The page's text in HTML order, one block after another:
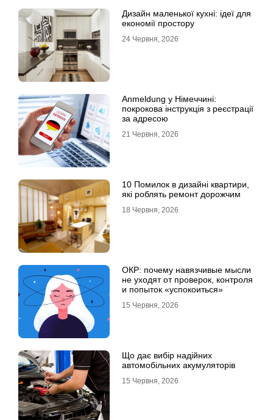
Дизайн маленької кухні: ідеї для
економії простору
24 Червня, 2026
Anmeldung у Німеччині:
покрокова інструкція з реєстрації
за адресою
21 Червня, 2026
10 Помилок в дизайні квартири,
які роблять ремонт дорожчим
18 Червня, 2026
ОКР: почему навязчивые мысли
не уходят от проверок, контроля
и попыток «успокоиться»
15 Червня, 2026
Що дає вибір надійних
автомобільних акумуляторів
15 Червня, 2026